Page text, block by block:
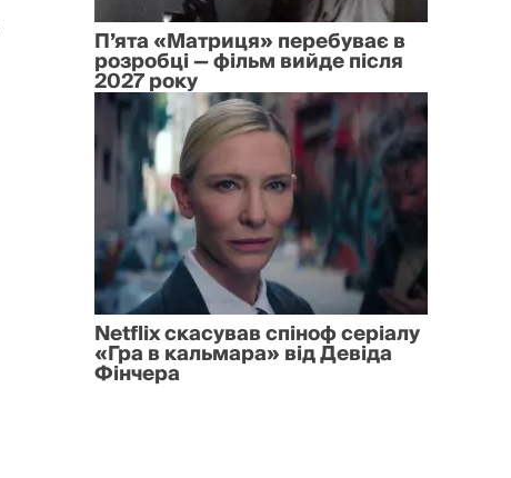
П’ята «Матриця» перебуває в
розробці — фільм вийде після
2027 року
Netflix скасував спіноф серіалу
«Гра в кальмара» від Девіда
Фінчера